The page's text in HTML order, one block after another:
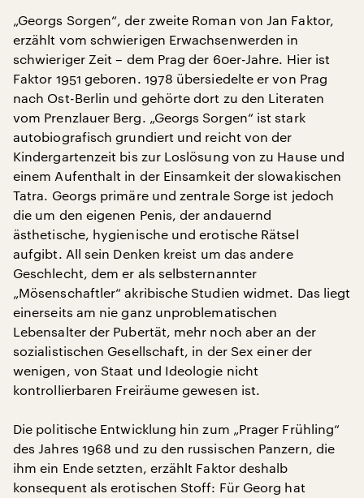
„Georgs Sorgen“, der zweite Roman von Jan Faktor,
erzählt vom schwierigen Erwachsenwerden in
schwieriger Zeit – dem Prag der 60er-Jahre. Hier ist
Faktor 1951 geboren. 1978 übersiedelte er von Prag
nach Ost-Berlin und gehörte dort zu den Literaten
vom Prenzlauer Berg. „Georgs Sorgen“ ist stark
autobiografisch grundiert und reicht von der
Kindergartenzeit bis zur Loslösung von zu Hause und
einem Aufenthalt in der Einsamkeit der slowakischen
Tatra. Georgs primäre und zentrale Sorge ist jedoch
die um den eigenen Penis, der andauernd
ästhetische, hygienische und erotische Rätsel
aufgibt. All sein Denken kreist um das andere
Geschlecht, dem er als selbsternannter
„Mösenschaftler“ akribische Studien widmet. Das liegt
einerseits am nie ganz unproblematischen
Lebensalter der Pubertät, mehr noch aber an der
sozialistischen Gesellschaft, in der Sex einer der
wenigen, von Staat und Ideologie nicht
kontrollierbaren Freiräume gewesen ist.
Die politische Entwicklung hin zum „Prager Frühling“
des Jahres 1968 und zu den russischen Panzern, die
ihm ein Ende setzten, erzählt Faktor deshalb
konsequent als erotischen Stoff: Für Georg hat